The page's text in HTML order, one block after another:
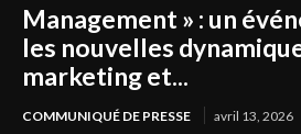
Management » : un
les nouvelles
marketing et...
COMMUNIQUÉ DE PRESSE avril 13, 2026